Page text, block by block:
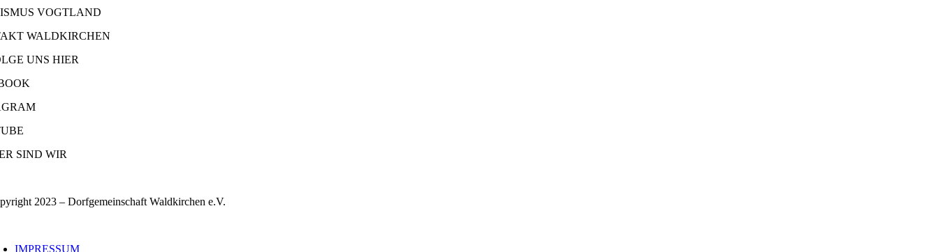
VOGTLAND
WALDKIRCHEN
UNS HIER
SIND WIR
2023 – Dorfgemeinschaft Waldkirchen e.V.
IMPRESSUM